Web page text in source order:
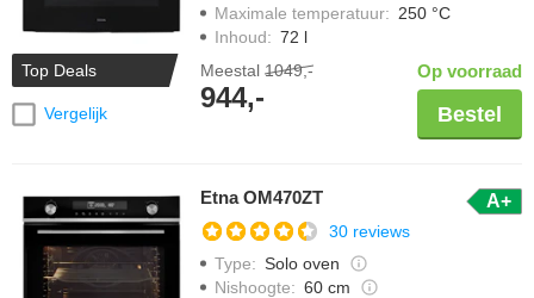
Top Deals
Vergelijk
Maximale temperatuur: 250 °C
Inhoud: 72 l
Meestal 1049,-
944,-
Op voorraad
Bestel
Etna OM470ZT A+
30 reviews
Type: Solo oven
Nishoogte: 60 cm